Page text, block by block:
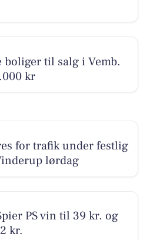
boliger til salg i Vemb.
kr
for trafik under festlig
lørdag
PS vin til 39 kr. og
kr.